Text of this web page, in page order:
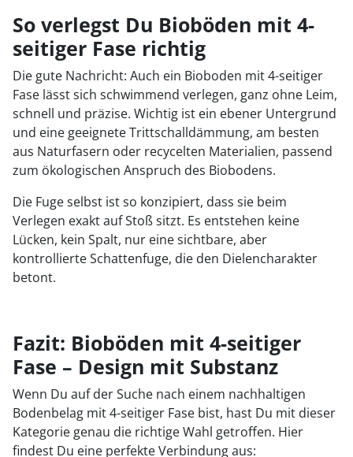
So verlegst Du Bioböden mit 4-
seitiger Fase richtig
Die gute Nachricht: Auch ein Bioboden mit 4-seitiger
Fase lässt sich schwimmend verlegen, ganz ohne Leim,
schnell und präzise. Wichtig ist ein ebener Untergrund
und eine geeignete Trittschalldämmung, am besten
aus Naturfasern oder recycelten Materialien, passend
zum ökologischen Anspruch des Biobodens.
Die Fuge selbst ist so konzipiert, dass sie beim
Verlegen exakt auf Stoß sitzt. Es entstehen keine
Lücken, kein Spalt, nur eine sichtbare, aber
kontrollierte Schattenfuge, die den Dielencharakter
betont.
Fazit: Bioböden mit 4-seitiger
Fase – Design mit Substanz
Wenn Du auf der Suche nach einem nachhaltigen
Bodenbelag mit 4-seitiger Fase bist, hast Du mit dieser
Kategorie genau die richtige Wahl getroffen. Hier
findest Du eine perfekte Verbindung aus: